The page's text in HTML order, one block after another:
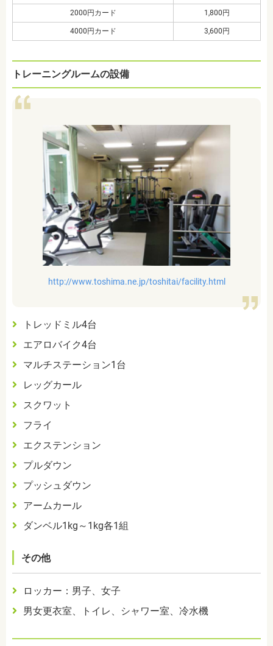
2000円カード 1,800円
4000円カード 3,600円
トレーニングルームの設備
http://www.toshima.ne.jp/toshitai/facility.html
トレッドミル4台
エアロバイク4台
マルチステーション1 台
レッグカール
スクワット
フライ
エクステンション
プルダウン
プッシュダウン
アームカール
ダンベル1kg ～ 1kg各1組
その他
ロッカー：男子、女子
男女更衣室、トイレ、シャワー室、冷水機